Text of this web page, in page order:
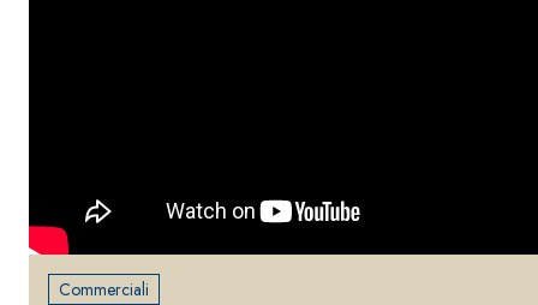
Commerciali